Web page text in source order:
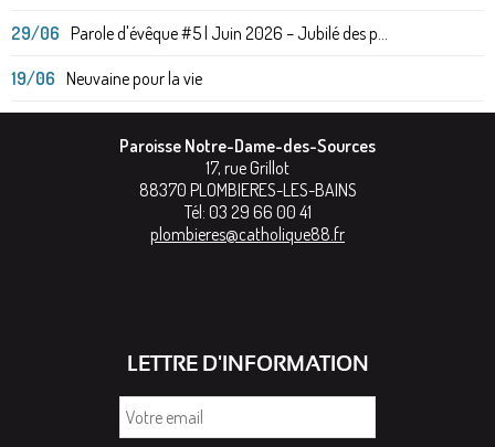
29/06 Parole d'évêque #5 | Juin 2026 – Jubilé des p...
19/06 Neuvaine pour la vie
Paroisse Notre-Dame-des-Sources
17, rue Grillot
88370 PLOMBIERES-LES-BAINS
Tél: 03 29 66 00 41
plombieres@catholique88.fr
LETTRE D'INFORMATION